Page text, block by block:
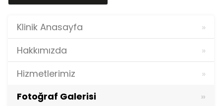
Klinik Anasayfa
Hakkımızda
Hizmetlerimiz
Fotoğraf Galerisi